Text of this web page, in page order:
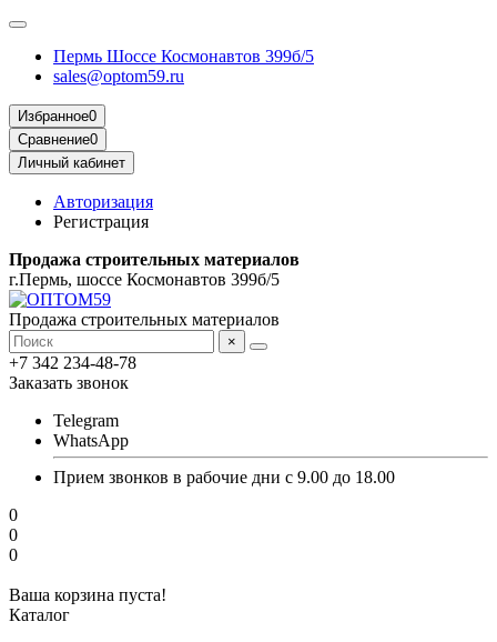
Пермь Шоссе Космонавтов 399б/5
sales@optom59.ru
Избранное0
Сравнение0
Личный кабинет
Авторизация
Регистрация
Продажа строительных материалов
г.Пермь, шоссе Космонавтов 399б/5
Продажа строительных материалов
×
+7 342 234-48-78
Заказать звонок
Telegram
WhatsApp
Прием звонков в рабочие дни с 9.00 до 18.00
0
0
0
Ваша корзина пуста!
Каталог